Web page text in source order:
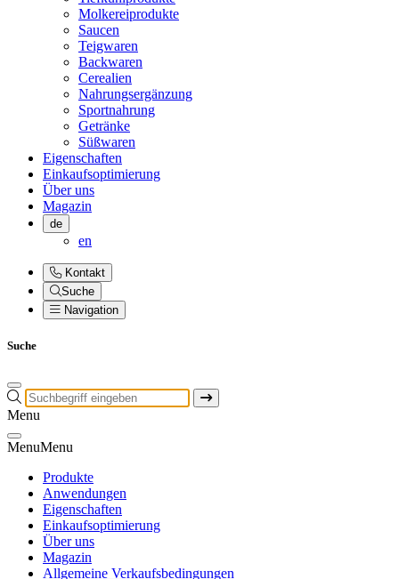
Molkereiprodukte
Saucen
Teigwaren
Backwaren
Cerealien
Nahrungsergänzung
Sportnahrung
Getränke
Süßwaren
Eigenschaften
Einkaufsoptimierung
Über uns
Magazin
de
en
Kontakt
Suche
Navigation
Suche
Menu
MenuMenu
Produkte
Anwendungen
Eigenschaften
Einkaufsoptimierung
Über uns
Magazin
Allgemeine Verkaufsbedingungen